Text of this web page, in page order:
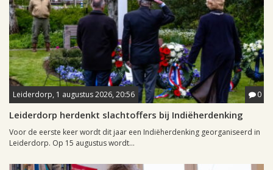
Leiderdorp, 1 augustus 2026, 20:56 0
Leiderdorp herdenkt slachtoffers bij Indiëherdenking
Voor de eerste keer wordt dit jaar een Indiëherdenking georganiseerd in
Leiderdorp. Op 15 augustus wordt...